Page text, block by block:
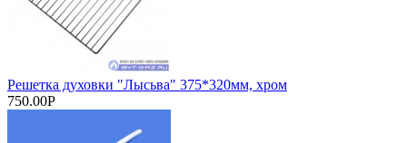
Решетка духовки "Лысьва" 375*320мм, хром
750.00Р